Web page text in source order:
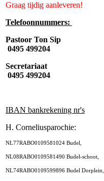
Graag tijdig aanleveren!
Telefoonnummers:
Pastoor Ton Sip
0495 499204
Secretariaat
0495 499204
IBAN bankrekening nr's
H. Corneliusparochie:
NL77RABO0109581024 Budel,
NL08RABO0109581490 Budel-schoot,
NL74RABO0109599896 Budel Dorplein,